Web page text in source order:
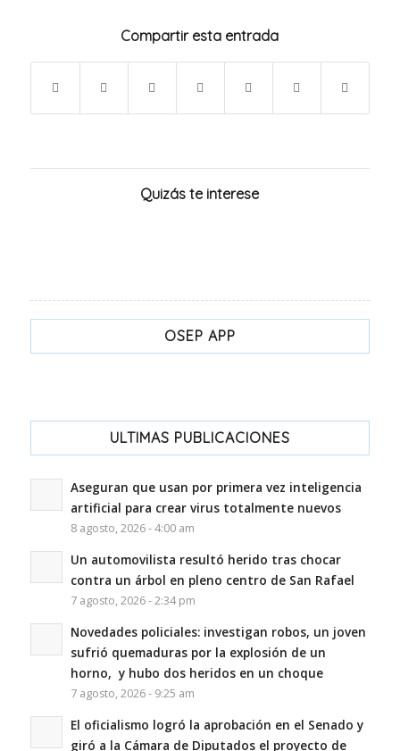
Compartir esta entrada
Quizás te interese
OSEP APP
ULTIMAS PUBLICACIONES
Aseguran que usan por primera vez inteligencia
artificial para crear virus totalmente nuevos
8 agosto, 2026 - 4:00 am
Un automovilista resultó herido tras chocar
contra un árbol en pleno centro de San Rafael
7 agosto, 2026 - 2:34 pm
Novedades policiales: investigan robos, un joven
sufrió quemaduras por la explosión de un
horno, y hubo dos heridos en un choque
7 agosto, 2026 - 9:25 am
El oficialismo logró la aprobación en el Senado y
giró a la Cámara de Diputados el proyecto de